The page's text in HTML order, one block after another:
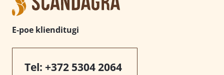
E-poe klienditugi
Tel: +372 5304 2064